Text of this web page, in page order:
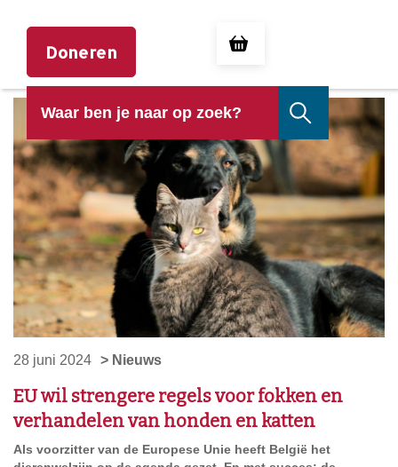
Doneren
28 juni 2024 > Nieuws
EU wil strengere regels voor fokken en
verhandelen van honden en katten
Als voorzitter van de Europese Unie heeft België het